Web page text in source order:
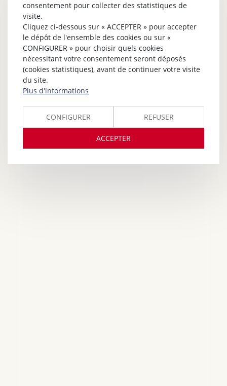
consentement pour collecter des statistiques de
visite.
Cliquez ci-dessous sur « ACCEPTER » pour accepter
le dépôt de l'ensemble des cookies ou sur «
CONFIGURER » pour choisir quels cookies
nécessitant votre consentement seront déposés
(cookies statistiques), avant de continuer votre visite
du site.
Plus d'informations
CONFIGURER REFUSER
ACCEPTER